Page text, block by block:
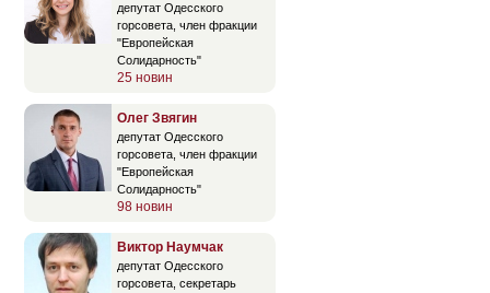
депутат Одесского
горсовета, член фракции
"Европейская
Солидарность"
25 новин
Олег Звягин
депутат Одесского
горсовета, член фракции
"Европейская
Солидарность"
98 новин
Виктор Наумчак
депутат Одесского
горсовета, секретарь